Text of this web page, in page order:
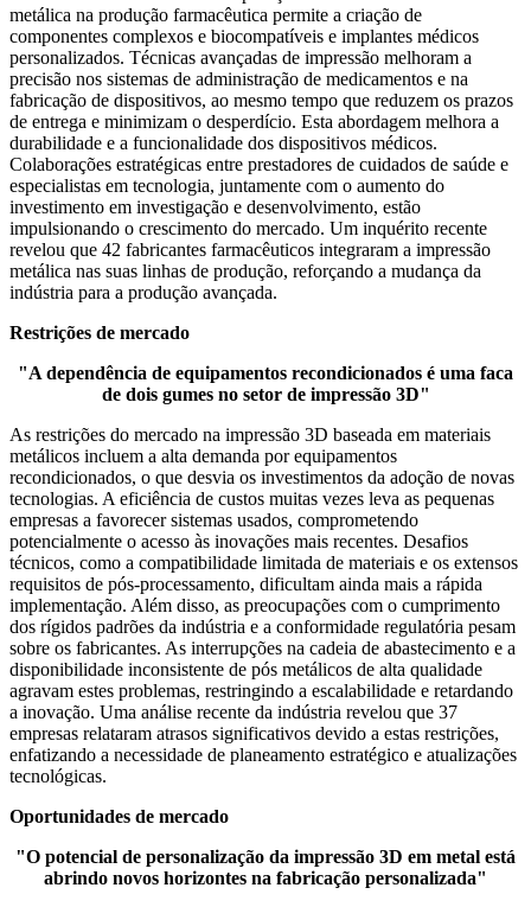
metálica na produção farmacêutica permite a criação de
componentes complexos e biocompatíveis e implantes médicos
personalizados. Técnicas avançadas de impressão melhoram a
precisão nos sistemas de administração de medicamentos e na
fabricação de dispositivos, ao mesmo tempo que reduzem os prazos
de entrega e minimizam o desperdício. Esta abordagem melhora a
durabilidade e a funcionalidade dos dispositivos médicos.
Colaborações estratégicas entre prestadores de cuidados de saúde e
especialistas em tecnologia, juntamente com o aumento do
investimento em investigação e desenvolvimento, estão
impulsionando o crescimento do mercado. Um inquérito recente
revelou que 42 fabricantes farmacêuticos integraram a impressão
metálica nas suas linhas de produção, reforçando a mudança da
indústria para a produção avançada.
Restrições de mercado
"A dependência de equipamentos recondicionados é uma faca
de dois gumes no setor de impressão 3D"
As restrições do mercado na impressão 3D baseada em materiais
metálicos incluem a alta demanda por equipamentos
recondicionados, o que desvia os investimentos da adoção de novas
tecnologias. A eficiência de custos muitas vezes leva as pequenas
empresas a favorecer sistemas usados, comprometendo
potencialmente o acesso às inovações mais recentes. Desafios
técnicos, como a compatibilidade limitada de materiais e os extensos
requisitos de pós-processamento, dificultam ainda mais a rápida
implementação. Além disso, as preocupações com o cumprimento
dos rígidos padrões da indústria e a conformidade regulatória pesam
sobre os fabricantes. As interrupções na cadeia de abastecimento e a
disponibilidade inconsistente de pós metálicos de alta qualidade
agravam estes problemas, restringindo a escalabilidade e retardando
a inovação. Uma análise recente da indústria revelou que 37
empresas relataram atrasos significativos devido a estas restrições,
enfatizando a necessidade de planeamento estratégico e atualizações
tecnológicas.
Oportunidades de mercado
"O potencial de personalização da impressão 3D em metal está
abrindo novos horizontes na fabricação personalizada"